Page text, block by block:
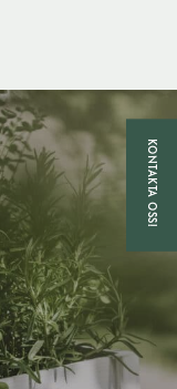
KONTAKTA OSS!